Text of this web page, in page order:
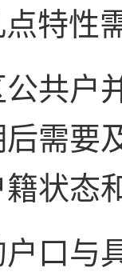
特性
公共户
需要
状态
户口与